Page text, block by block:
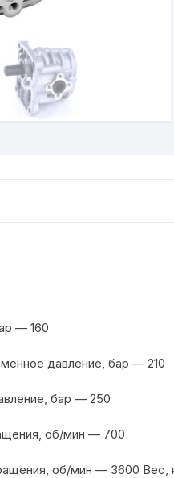
— 160
давление, бар — 210
бар — 250
об/мин — 700
об/мин — 3600 Вес,